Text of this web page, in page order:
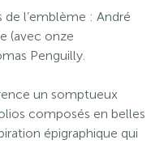
l’emblème : André
(avec onze
Penguilly.
un somptueux
composés en belles
épigraphique qui